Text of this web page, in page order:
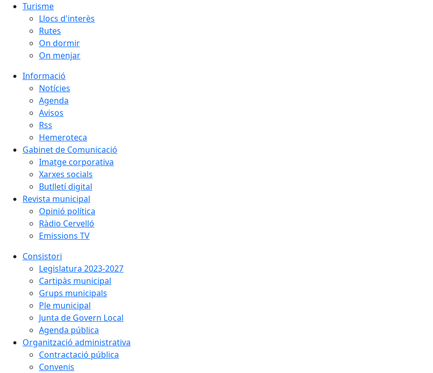
Turisme
Llocs d'interès
Rutes
On dormir
On menjar
Informació
Notícies
Agenda
Avisos
Rss
Hemeroteca
Gabinet de Comunicació
Imatge corporativa
Xarxes socials
Butlletí digital
Revista municipal
Opinió política
Ràdio Cervelló
Emissions TV
Consistori
Legislatura 2023-2027
Cartipàs municipal
Grups municipals
Ple municipal
Junta de Govern Local
Agenda pública
Organització administrativa
Contractació pública
Convenis